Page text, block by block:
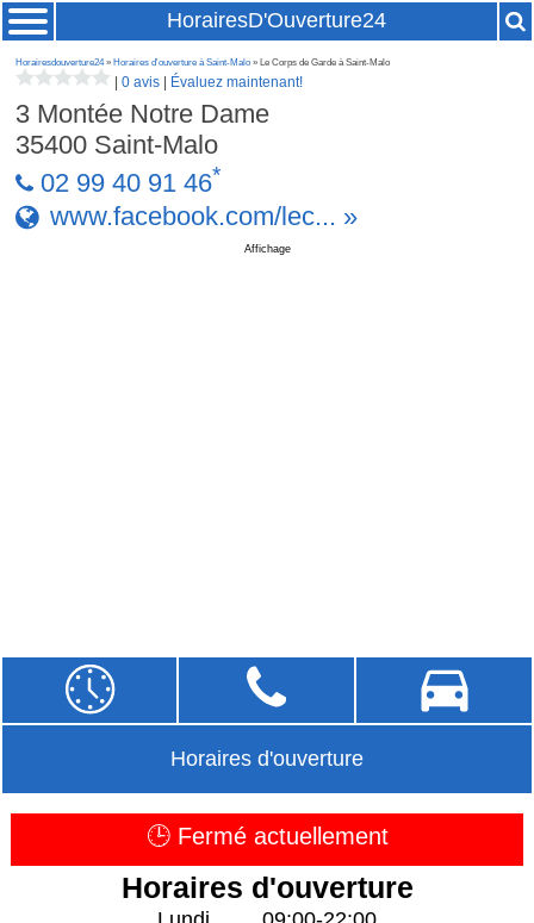
HorairesD'Ouverture24
Horairesdouverture24» Horaires d'ouverture à Saint-Malo » Le Corps de Garde à Saint-Malo
|0 avis Évaluez maintenant!
3 Montée Notre Dame
35400 Saint-Malo
02 99 40 91 46*
www.facebook.com/lec... »
Affichage
Horaires d'ouverture
🕒 Fermé actuellement
Horaires d'ouverture